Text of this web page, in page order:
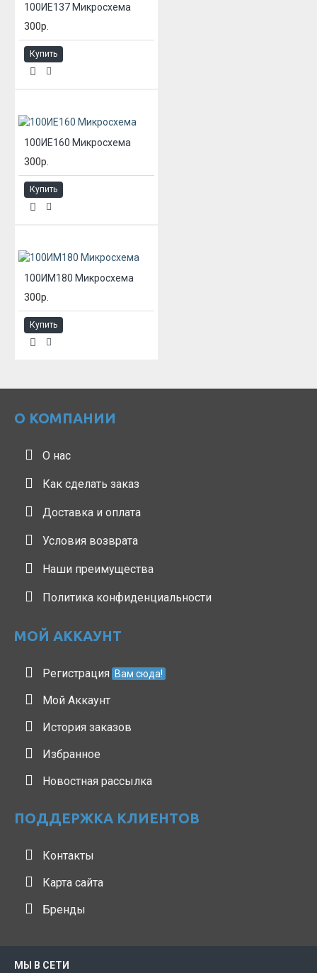
100ИЕ137 Микросхема
300р.
Купить
100ИЕ160 Микросхема
300р.
Купить
100ИМ180 Микросхема
300р.
Купить
О КОМПАНИИ
О нас
Как сделать заказ
Доставка и оплата
Условия возврата
Наши преимущества
Политика конфиденциальности
МОЙ АККАУНТ
Регистрация Вам сюда!
Мой Аккаунт
История заказов
Избранное
Новостная рассылка
ПОДДЕРЖКА КЛИЕНТОВ
Контакты
Карта сайта
Бренды
МЫ В СЕТИ